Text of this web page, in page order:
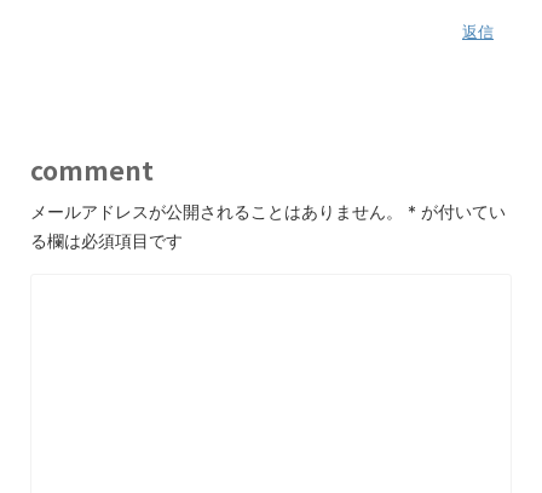
返信
comment
メールアドレスが公開されることはありません。 * が付いてい
る欄は必須項目です